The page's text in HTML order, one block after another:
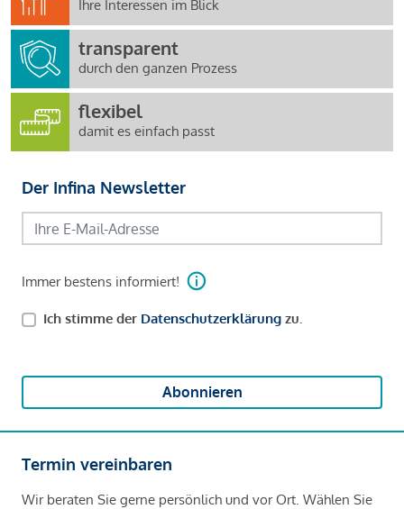
Ihre Interessen im Blick
transparent
durch den ganzen Prozess
flexibel
damit es einfach passt
Der Infina Newsletter
Immer bestens informiert!
Ich stimme der Datenschutzerklärung zu.
Abonnieren
Termin vereinbaren
Wir beraten Sie gerne persönlich und vor Ort. Wählen Sie